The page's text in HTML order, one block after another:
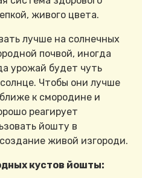
живого цвета.
лучше на солнечных
почвой, иногда
урожай будет чуть
Чтобы они лучше
к смородине и
реагирует
йошту в
живой изгороди.
кустов йошты: